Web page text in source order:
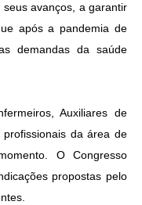
avanços, a garantir
após a pandemia de
demandas da saúde
Auxiliares de
da área de
O Congresso
propostas pelo